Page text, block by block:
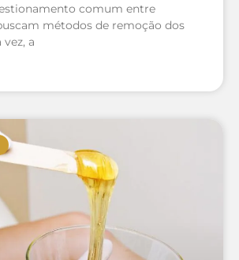
comum entre
métodos de remoção dos
vez, a